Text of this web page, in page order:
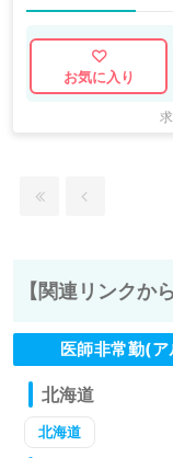
お気に入り
【関連リンクか
医師非常勤(
北海道
北海道